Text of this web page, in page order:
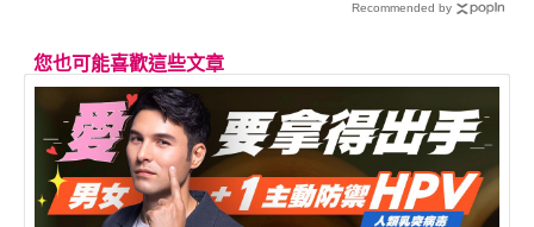
Recommended by
您也可能喜歡這些文章